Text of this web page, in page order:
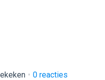
0 reacties